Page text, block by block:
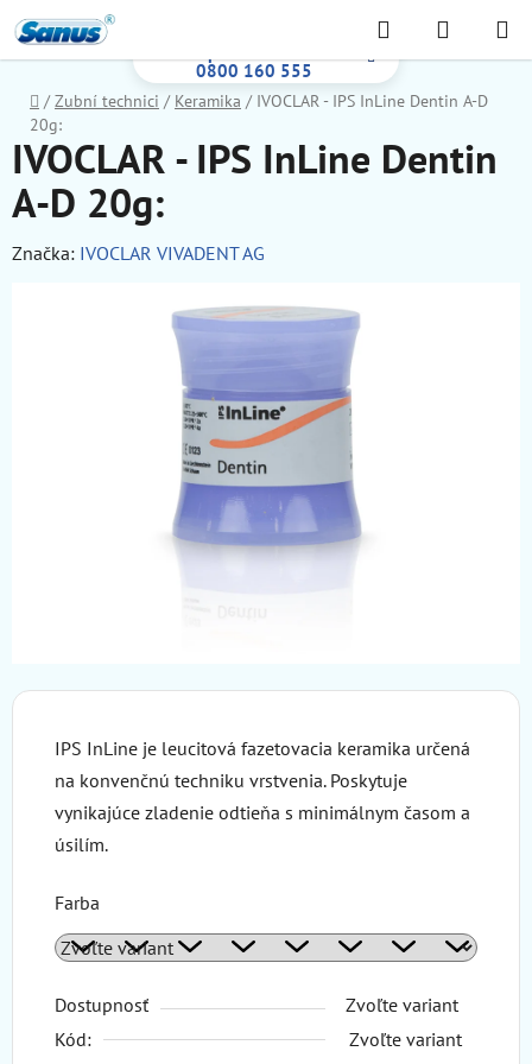
na
obsah
0800 160 555
Hľadať
KOŠÍK
Domov
/ Zubní technici / Keramika / IVOCLAR - IPS InLine Dentin A-D
20g:
IPS InLine je leucitová fazetovacia keramika určená
na konvenčnú techniku ​​vrstvenia. Poskytuje
vynikajúce zladenie odtieňa s minimálnym časom a
úsilím.
Farba
Dostupnosť
Zvoľte variant
Kód:
Zvoľte variant
IVOCLAR - IPS InLine Dentin
A-D 20g:
Značka: IVOCLAR VIVADENT AG